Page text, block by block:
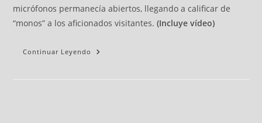
micrófonos permanecía abiertos, llegando a calificar de
“monos” a los aficionados visitantes.(Incluye vídeo)
Continuar Leyendo